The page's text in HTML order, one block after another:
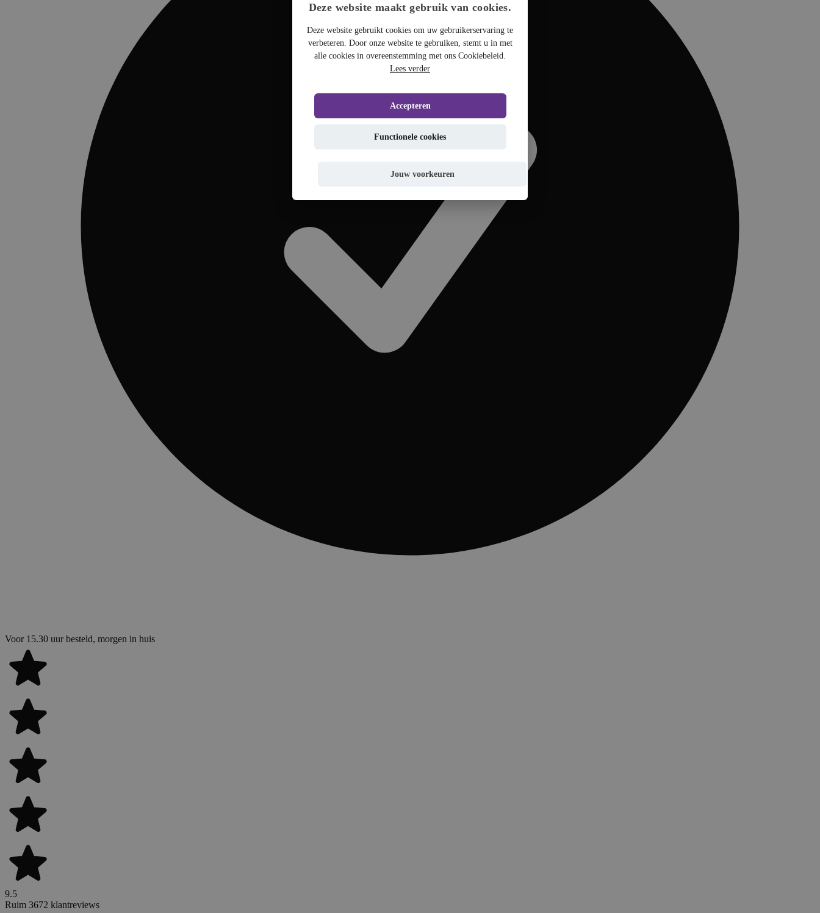
Voor 15.30 uur besteld, morgen in huis
9.5
Ruim 3672 klantreviews
Deze website maakt gebruik van cookies.
Deze website gebruikt cookies om uw gebruikerservaring te
verbeteren. Door onze website te gebruiken, stemt u in met
alle cookies in overeenstemming met ons Cookiebeleid.
Lees verder
Accepteren
Functionele cookies
Jouw voorkeuren